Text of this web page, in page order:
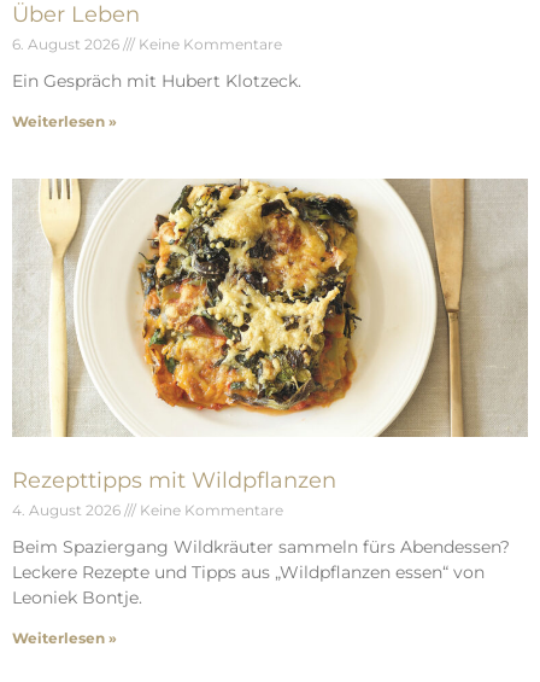
Über Leben
6. August 2026 Keine Kommentare
Ein Gespräch mit Hubert Klotzeck.
Weiterlesen »
Rezepttipps mit Wildpflanzen
4. August 2026 Keine Kommentare
Beim Spaziergang Wildkräuter sammeln fürs Abendessen?
Leckere Rezepte und Tipps aus „Wildpflanzen essen“ von
Leoniek Bontje.
Weiterlesen »